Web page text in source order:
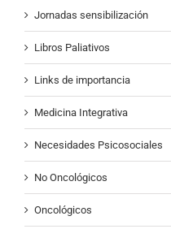
Jornadas sensibilización
Libros Paliativos
Links de importancia
Medicina Integrativa
Necesidades Psicosociales
No Oncológicos
Oncológicos